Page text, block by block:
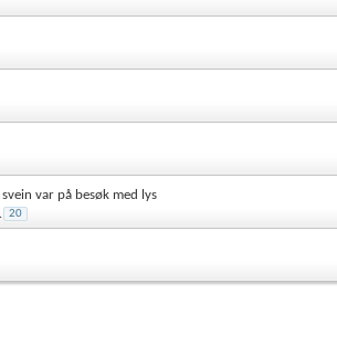
var på besøk med lys
20